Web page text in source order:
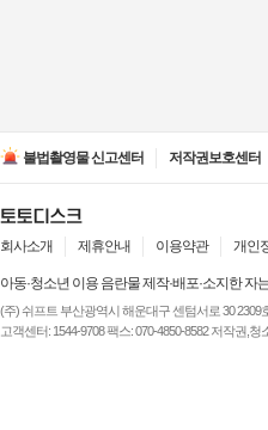
불법촬영물 신고센터 저작권보호센터
회사소개 제휴안내 이용약관 개인
아동·청소년 이용 음란물 제작·배포·소지한
(주) 쉬프트 부산광역시 해운대구 센텀서로 30 2309
고객센터: 1544-9708 팩스: 070-4850-8582 저작권,